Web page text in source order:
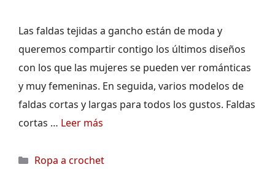
Las faldas tejidas a gancho están de moda y
queremos compartir contigo los últimos diseños
con los que las mujeres se pueden ver románticas
y muy femeninas. En seguida, varios modelos de
faldas cortas y largas para todos los gustos. Faldas
cortas … Leer más
Categorías
Ropa a crochet